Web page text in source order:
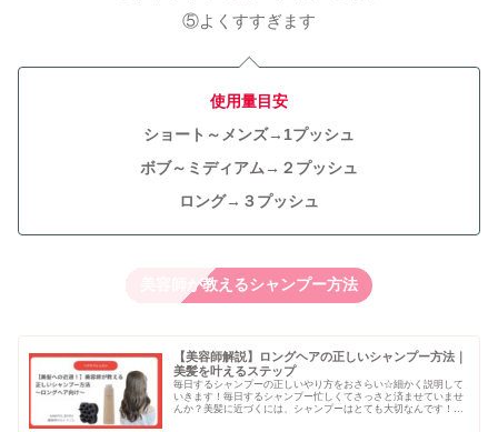
⑤よくすすぎます
使用量目安
ショート～メンズ→1プッシュ
ボブ～ミディアム→２プッシュ
ロング→３プッシュ
美容師が教えるシャンプー方法
【美容師解説】ロングヘアの正しいシャンプー方法｜
美髪を叶えるステップ
毎日するシャンプーの正しいやり方をおさらい☆細かく説明して
いきます！毎日するシャンプー忙しくてさっさと済ませていませ
んか？美髪に近づくには、シャンプーはとても大切なんです！細